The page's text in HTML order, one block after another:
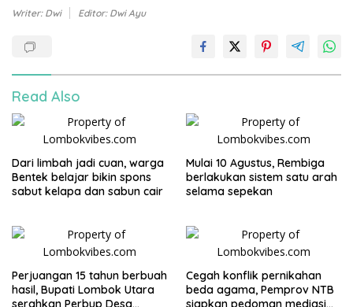
Writer: Dwi Editor: Dwi Ayu
Read Also
Dari limbah jadi cuan, warga
Bentek belajar bikin spons
sabut kelapa dan sabun cair
Mulai 10 Agustus, Rembiga
berlakukan sistem satu arah
selama sepekan
Perjuangan 15 tahun berbuah
hasil, Bupati Lombok Utara
serahkan Perbup Desa
Cegah konflik pernikahan
beda agama, Pemprov NTB
siapkan pedoman mediasi